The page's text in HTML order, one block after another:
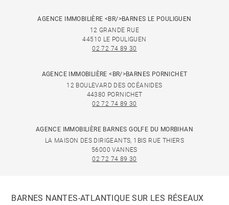
AGENCE IMMOBILIÈRE <BR/>BARNES LE POULIGUEN
12 GRANDE RUE
44510 LE POULIGUEN
02 72 74 89 30
AGENCE IMMOBILIÈRE <BR/>BARNES PORNICHET
12 BOULEVARD DES OCÉANIDES
44380 PORNICHET
02 72 74 89 30
AGENCE IMMOBILIÈRE BARNES GOLFE DU MORBIHAN
LA MAISON DES DIRIGEANTS, 1BIS RUE THIERS
56000 VANNES
02 72 74 89 30
BARNES NANTES-ATLANTIQUE SUR LES RÉSEAUX